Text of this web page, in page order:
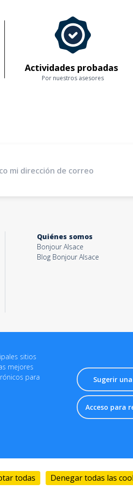
todas Denegar todas las
Actividades probadas
Por nuestros asesores
Quiénes somos
Bonjour Alsace
Blog Bonjour Alsace
sitios
mejores
para
Sugerir
Acceso para
Información jurídica-Destination